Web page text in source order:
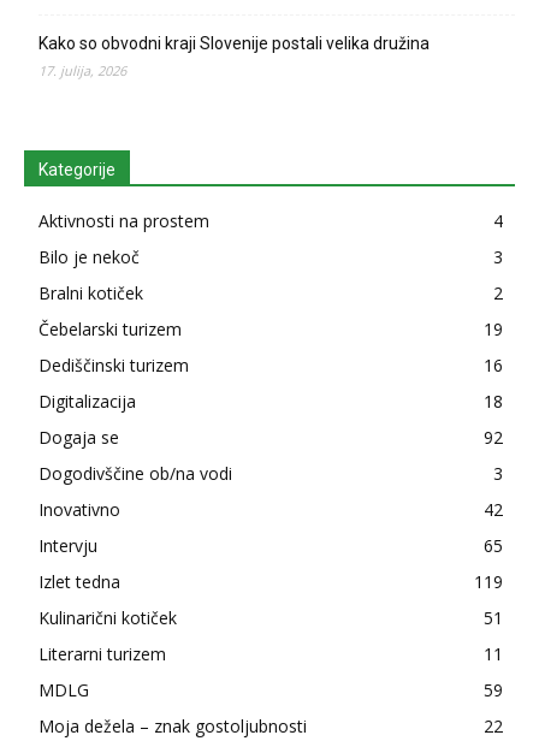
Kako so obvodni kraji Slovenije postali velika družina
17. julija, 2026
Kategorije
Aktivnosti na prostem
4
Bilo je nekoč
3
Bralni kotiček
2
Čebelarski turizem
19
Dediščinski turizem
16
Digitalizacija
18
Dogaja se
92
Dogodivščine ob/na vodi
3
Inovativno
42
Intervju
65
Izlet tedna
119
Kulinarični kotiček
51
Literarni turizem
11
MDLG
59
Moja dežela – znak gostoljubnosti
22